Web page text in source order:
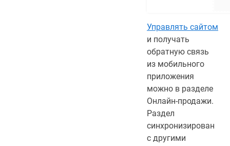
Управлять сайтом
и получать
обратную связь
из мобильного
приложения
можно в разделе
Онлайн-продажи.
Раздел
синхронизирован
с другими